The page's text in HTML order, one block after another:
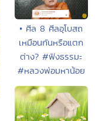
• ศีล 8 ศีลอุโบสถ
เหมือนกันหรือแตก
ต่าง? #ฟังธรรมะ
#หลวงพ่อมหาน้อย